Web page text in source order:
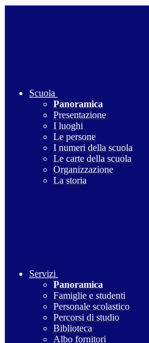
Scuola
Panoramica
Presentazione
I luoghi
Le persone
I numeri della scuola
Le carte della scuola
Organizzazione
La storia
Servizi
Panoramica
Famiglie e studenti
Personale scolastico
Percorsi di studio
Biblioteca
Albo fornitori